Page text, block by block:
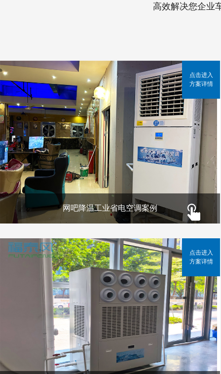
高效解决您企业
网吧降温工业省电空调案例
点击进入
方案详情
点击进入
方案详情